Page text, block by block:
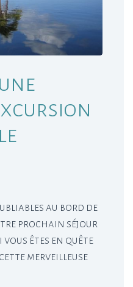
au bord de
prochain séjour
vous êtes en quête
merveilleuse